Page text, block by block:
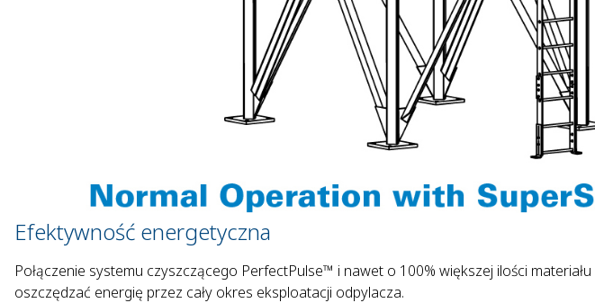
Efektywność energetyczna
Połączenie systemu czyszczącego PerfectPulse™ i nawet o 100% większej ilości
oszczędzać energię przez cały okres eksploatacji odpylacza.